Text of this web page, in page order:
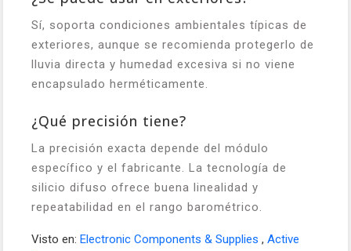
Sí, soporta condiciones ambientales típicas de
exteriores, aunque se recomienda protegerlo de
lluvia directa y humedad excesiva si no viene
encapsulado herméticamente.
¿Qué precisión tiene?
La precisión exacta depende del módulo
específico y el fabricante. La tecnología de
silicio difuso ofrece buena linealidad y
repeatabilidad en el rango barométrico.
Visto en: Electronic Components & Supplies , Active